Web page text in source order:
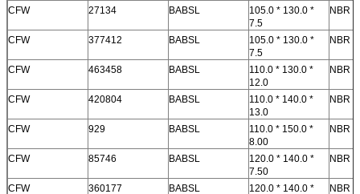
CFW 27134 BABSL
105.0 * 130.0 *
7.5
NBR
CFW 377412 BABSL
105.0 * 130.0 *
7.5
NBR
CFW 463458 BABSL
110.0 * 130.0 *
12.0
NBR
CFW 420804 BABSL
110.0 * 140.0 *
13.0
NBR
CFW 929 BABSL
110.0 * 150.0 *
8.00
NBR
CFW 85746 BABSL
120.0 * 140.0 *
7.50
NBR
CFW 360177 BABSL
120.0 * 140.0 *
NBR